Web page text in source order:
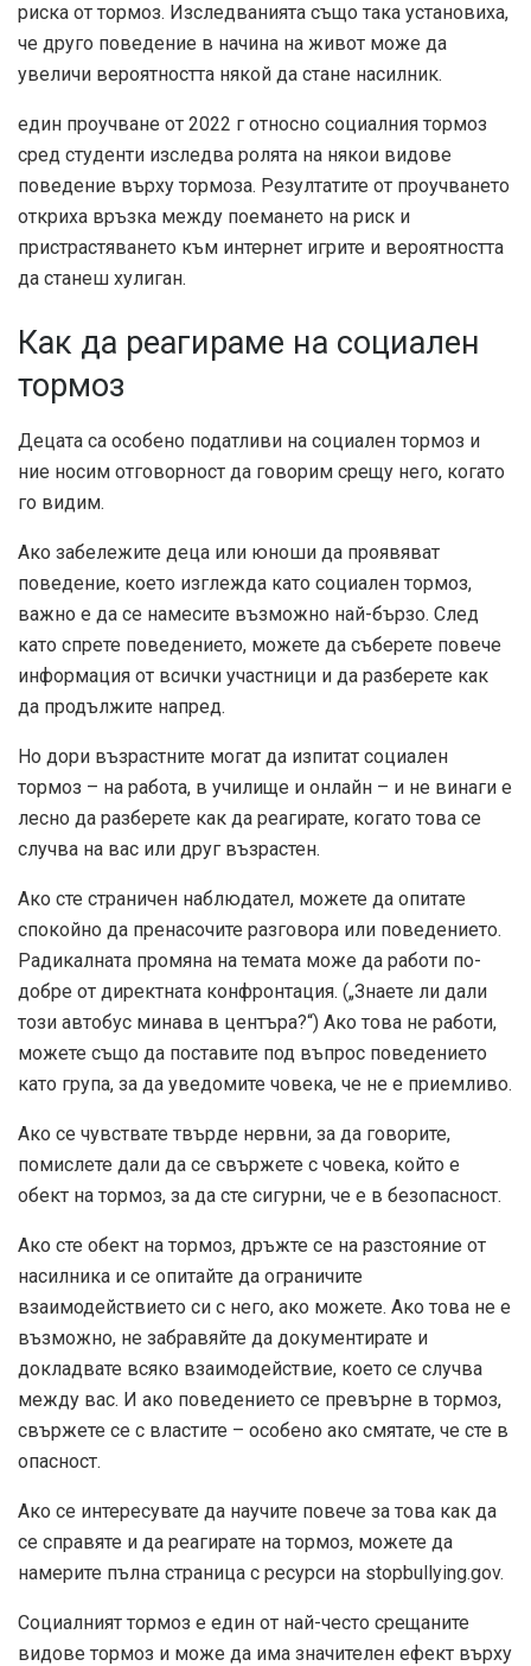
риска от тормоз. Изследванията също така установиха,
че друго поведение в начина на живот може да
увеличи вероятността някой да стане насилник.
един проучване от 2022 г относно социалния тормоз
сред студенти изследва ролята на някои видове
поведение върху тормоза. Резултатите от проучването
откриха връзка между поемането на риск и
пристрастяването към интернет игрите и вероятността
да станеш хулиган.
Как да реагираме на социален
тормоз
Децата са особено податливи на социален тормоз и
ние носим отговорност да говорим срещу него, когато
го видим.
Ако забележите деца или юноши да проявяват
поведение, което изглежда като социален тормоз,
важно е да се намесите възможно най-бързо. След
като спрете поведението, можете да съберете повече
информация от всички участници и да разберете как
да продължите напред.
Но дори възрастните могат да изпитат социален
тормоз – на работа, в училище и онлайн – и не винаги е
лесно да разберете как да реагирате, когато това се
случва на вас или друг възрастен.
Ако сте страничен наблюдател, можете да опитате
спокойно да пренасочите разговора или поведението.
Радикалната промяна на темата може да работи по-
добре от директната конфронтация. („Знаете ли дали
този автобус минава в центъра?“) Ако това не работи,
можете също да поставите под въпрос поведението
като група, за да уведомите човека, че не е приемливо.
Ако се чувствате твърде нервни, за да говорите,
помислете дали да се свържете с човека, който е
обект на тормоз, за ​​да сте сигурни, че е в безопасност.
Ако сте обект на тормоз, дръжте се на разстояние от
насилника и се опитайте да ограничите
взаимодействието си с него, ако можете. Ако това не е
възможно, не забравяйте да документирате и
докладвате всяко взаимодействие, което се случва
между вас. И ако поведението се превърне в тормоз,
свържете се с властите – особено ако смятате, че сте в
опасност.
Ако се интересувате да научите повече за това как да
се справяте и да реагирате на тормоз, можете да
намерите пълна страница с ресурси на stopbullying.gov.
Социалният тормоз е един от най-често срещаните
видове тормоз и може да има значителен ефект върху